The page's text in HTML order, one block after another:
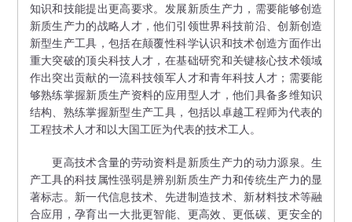
知识和技能提出更高要求。发展新质生产力，需要能够创造
新质生产力的战略人才，他们引领世界科技前沿、创新创造
新型生产工具，包括在颠覆性科学认识和技术创造方面作出
重大突破的顶尖科技人才，在基础研究和关键核心技术领域
作出突出贡献的一流科技领军人才和青年科技人才；需要能
够熟练掌握新质生产资料的应用型人才，他们具备多维知识
结构、熟练掌握新型生产工具，包括以卓越工程师为代表的
工程技术人才和以大国工匠为代表的技术工人。
更高技术含量的劳动资料是新质生产力的动力源泉。生
产工具的科技属性强弱是辨别新质生产力和传统生产力的显
著标志。新一代信息技术、先进制造技术、新材料技术等融
合应用，孕育出一大批更智能、更高效、更低碳、更安全的